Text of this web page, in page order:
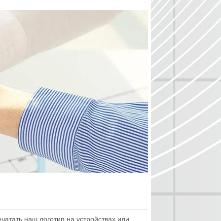
готовить образец?
это может занять 3-7 дней.
принимаете?
Western Union, Payapl, MoneyGram или
принимайте условия выше и L / C.
доставка для образца?
зависит от количества, веса, картонной
вы хотите отправить. Вы можете запросить
точную информацию.
доставка перевозчиком, как DHL,
MP, обычно отправляются на условиях
в море.
функциональной оценки, Только